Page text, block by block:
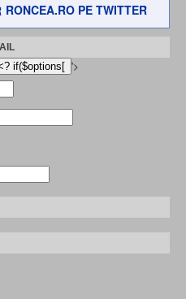
RONCEA.RO PE TWITTER
'>